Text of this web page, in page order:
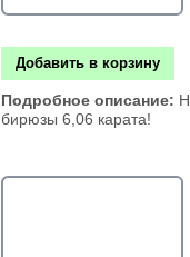
Добавить в корзину
Подробное описание:
бирюзы 6,06 карата!